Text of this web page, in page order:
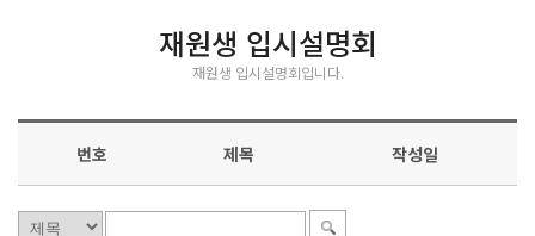
재원생 입시설명회
재원생 입시설명회입니다.
번호 제목 작성일